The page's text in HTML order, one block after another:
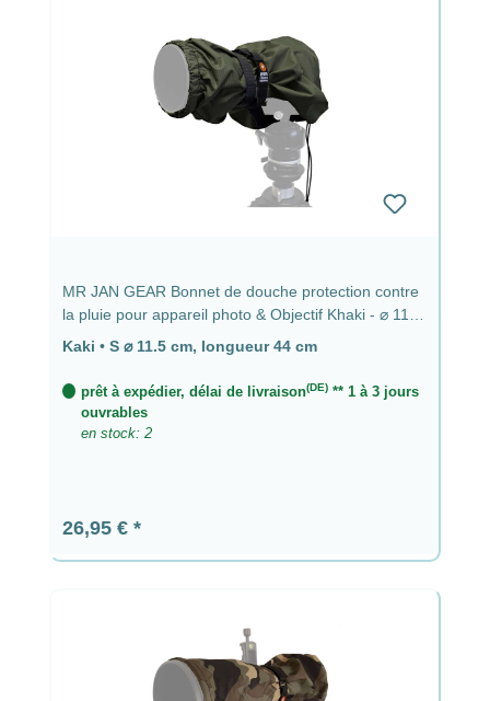
MR JAN GEAR Bonnet de douche protection contre
la pluie pour appareil photo & Objectif Khaki - ⌀ 11,5
cm, longueur 44 cm
Kaki • S ⌀ 11.5 cm, longueur 44 cm
prêt à expédier, délai de livraison(DE)** 1 à 3 jours
ouvrables
en stock: 2
Prix régulier :
26,95 €